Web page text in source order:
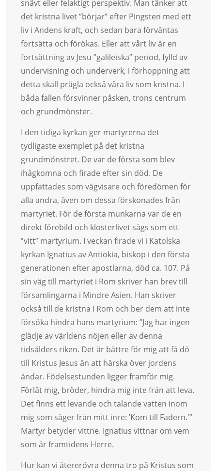
snävt eller felaktigt perspektiv. Man tänker att
det kristna livet ”börjar” efter Pingsten med ett
liv i Andens kraft, och sedan bara förväntas
fortsätta och förökas. Eller att vårt liv är en
fortsättning av Jesu ”galileiska” period, fylld av
undervisning och underverk, i förhoppning att
detta skall prägla också våra liv som kristna. I
båda fallen försvinner påsken, trons centrum
och grundmönster.
I den tidiga kyrkan ger martyrerna det
tydligaste exemplet på det kristna
grundmönstret. De var de första som blev
ihågkomna och firade efter sin död. De
uppfattades som vägvisare och föredömen för
alla andra, även om dessa förskonades från
martyriet. För de första munkarna var de en
direkt förebild och klosterlivet sågs som ett
”vitt” martyrium. I veckan firade vi i Katolska
kyrkan Ignatius av Antiokia, biskop i den första
generationen efter apostlarna, död ca. 107. På
sin väg till martyriet i Rom skriver han brev till
församlingarna i Mindre Asien. Han skriver
också till de kristna i Rom och ber dem att inte
försöka hindra hans martyrium: ”Jag har ingen
glädje av världens nöjen eller av denna
tidsålders riken. Det är bättre för mig att få dö
till Kristus Jesus än att härska över jordens
ändar. Födelsestunden ligger framför mig.
Förlåt mig, bröder, hindra mig inte från att leva.
Det finns ett levande och talande vatten inom
mig som säger från mitt inre: ’Kom till Fadern.'”
Martyr betyder vittne. Ignatius vittnar om vem
som är framtidens Herre.
Hur kan vi återerövra denna tro på Kristus som